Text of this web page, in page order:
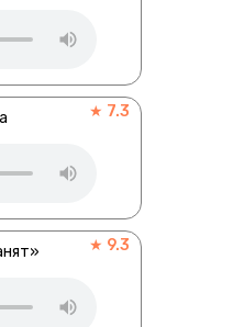
★ 7.3
★ 9.3